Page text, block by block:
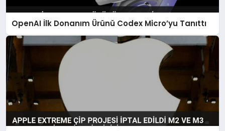
OpenAI İlk Donanım Ürünü Codex Micro’yu Tanıttı